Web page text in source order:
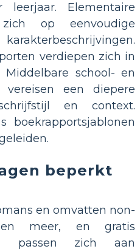
Elementaire
op eenvoudige
verdiepen zich in
Middelbare school- en
vereisen een diepere
en context.
boekrapportsjablonen
beperkt
en omvatten non-
en meer, en gratis
passen zich aan